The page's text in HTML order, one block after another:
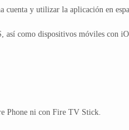
cuenta y utilizar la aplicación en
así como dispositivos móviles con
Phone ni con Fire TV Stick.